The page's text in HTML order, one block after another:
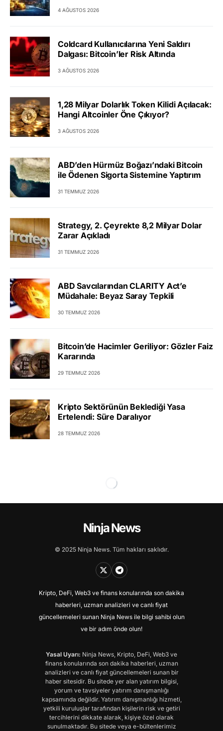
4 AĞUSTOS 2026
Coldcard Kullanıcılarına Yeni Saldırı
Dalgası: Bitcoin’ler Risk Altında
3 AĞUSTOS 2026
1,28 Milyar Dolarlık Token Kilidi Açılacak:
Hangi Altcoinler Öne Çıkıyor?
3 AĞUSTOS 2026
ABD’den Hürmüz Boğazı’ndaki Bitcoin
ile Ödenen Sigorta Sistemine Yaptırım
31 TEMMUZ 2026
Strategy, 2. Çeyrekte 8,2 Milyar Dolar
Zarar Açıkladı
31 TEMMUZ 2026
ABD Savcılarından CLARITY Act’e
Müdahale: Beyaz Saray Tepkili
30 TEMMUZ 2026
Bitcoin’de Hacimler Geriliyor: Gözler Faiz
Kararında
29 TEMMUZ 2026
Kripto Sektörünün Beklediği Yasa
Ertelendi: Süre Daralıyor
28 TEMMUZ 2026
Ninja News
© 2025 Ninja News. Tüm hakları saklıdır.
Kripto, DeFi, Web3 ve finans konularında son dakika
haberleri, uzman analizleri ve canlı fiyat
güncellemeleri sunan Ninja News ile bilgi sahibi olun
ve bir adım önde olun!
Yasal Uyarı: Ninja News, Kripto, DeFi, Web3 ve
finans konularında son dakika haberleri, uzman
analizleri ve canlı fiyat güncellemeleri sunan bir
haber sitesidir. Bu sitede yer alan yatırım bilgisi,
yorum ve tavsiyeler yatırım danışmanlığı
kapsamında değildir. Yatırım danışmanlığı hizmeti,
yetkili kuruluşlar tarafından kişilerin risk ve getiri
tercihlerini dikkate alarak, kişiye özel olarak
sunulmaktadır. Bu sitede veya e-bültenlerimiz